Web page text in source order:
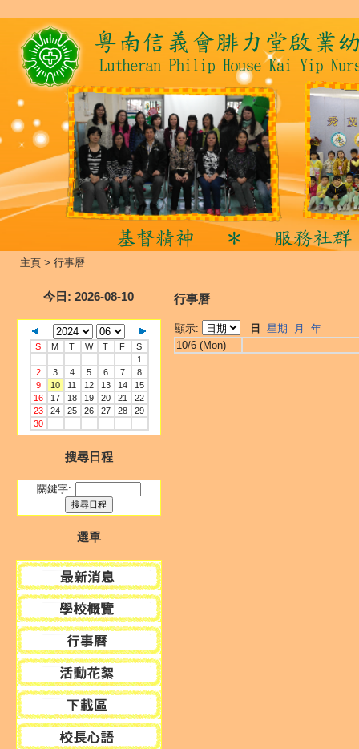
主頁 > 行事曆
今日 : 2026-08-10
S M T W T F
S
1
2
3 4 5 6 7
8
9
10 11 12 13 14
15
16
17 18 19 20 21
22
23
24 25 26 27 28
29
30
搜尋日程
關鍵字:
選單
行事曆
顯示: 日 星期 月
年
10/6 (Mon)